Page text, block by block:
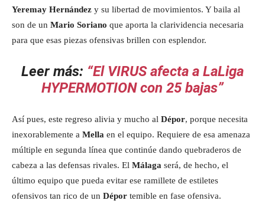
Yeremay Hernández y su libertad de movimientos. Y baila al
son de un Mario Soriano que aporta la clarividencia necesaria
para que esas piezas ofensivas brillen con esplendor.
Leer más: “El VIRUS afecta a LaLiga
HYPERMOTION con 25 bajas”
Así pues, este regreso alivia y mucho al Dépor, porque necesita
inexorablemente a Mella en el equipo. Requiere de esa amenaza
múltiple en segunda línea que continúe dando quebraderos de
cabeza a las defensas rivales. El Málaga será, de hecho, el
último equipo que pueda evitar ese ramillete de estiletes
ofensivos tan rico de un Dépor temible en fase ofensiva.